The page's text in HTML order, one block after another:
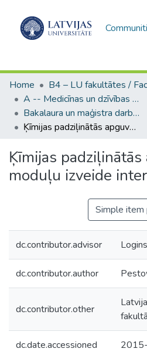
Home
A -- Medicīnas un dzīvības zinātņu fakultāte / Faculty of Medicine and Life Sciences
Bakalaura un maģistra darbi (MDZF) / Bachelor's and Master's theses
Ķīmijas padziļinātās apguves moduļu izveide interešu izglītībā
Ķīmijas padziļinātās
moduļu izveide
Simple item
dc.contributor.advisor
dc.contributor.author
dc.contributor.other
dc.date.accessioned